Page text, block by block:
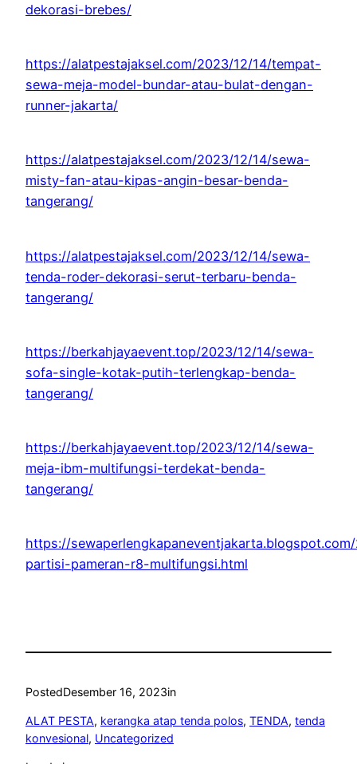
dekorasi-brebes/
https://alatpestajaksel.com/2023/12/14/tempat-
sewa-meja-model-bundar-atau-bulat-dengan-
runner-jakarta/
https://alatpestajaksel.com/2023/12/14/sewa-
misty-fan-atau-kipas-angin-besar-benda-
tangerang/
https://alatpestajaksel.com/2023/12/14/sewa-
tenda-roder-dekorasi-serut-terbaru-benda-
tangerang/
https://berkahjayaevent.top/2023/12/14/sewa-
sofa-single-kotak-putih-terlengkap-benda-
tangerang/
https://berkahjayaevent.top/2023/12/14/sewa-
meja-ibm-multifungsi-terdekat-benda-
tangerang/
https://
partisi-pameran-r8-multifungsi.html
PostedDesember 16, 2023in
ALAT PESTA, kerangka atap tenda polos, TENDA, tenda
konvesional, Uncategorized